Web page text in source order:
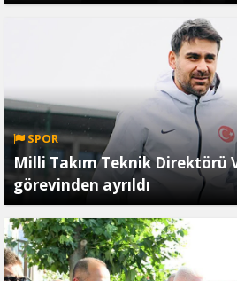
SPOR
Milli Takım Teknik Direktörü
görevinden ayrıldı